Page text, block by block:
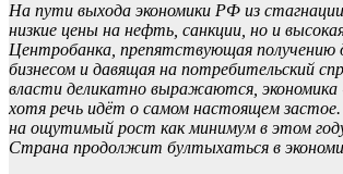
На пути выхода экономики РФ из
низкие цены на нефть, санкции, но и
Центробанка, препятствующая получению
бизнесом и давящая на потребительский
власти деликатно выражаются,
хотя речь идёт о самом настоящем
на ощутимый рост как минимум в этом
Страна продолжит бултыхаться в